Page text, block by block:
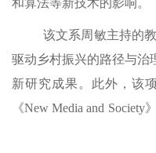
和算法等新技术的影响。
该文系周敏主持的
驱动乡村振兴的路径与治
新研究成果。此外，该
《New Media and Society